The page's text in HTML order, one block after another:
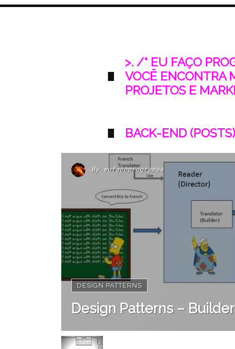
>. /* EU FAÇO
VOCÊ ENCONTRA
PROJETOS E
BACK-END
By eufacoprogramas
DESIGN PATTERNS
Design Patterns – Builder